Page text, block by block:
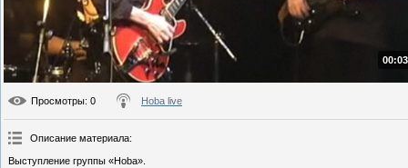
Просмотры: 0 Hoba live
Описание материала:
Выступление группы «Hoba».